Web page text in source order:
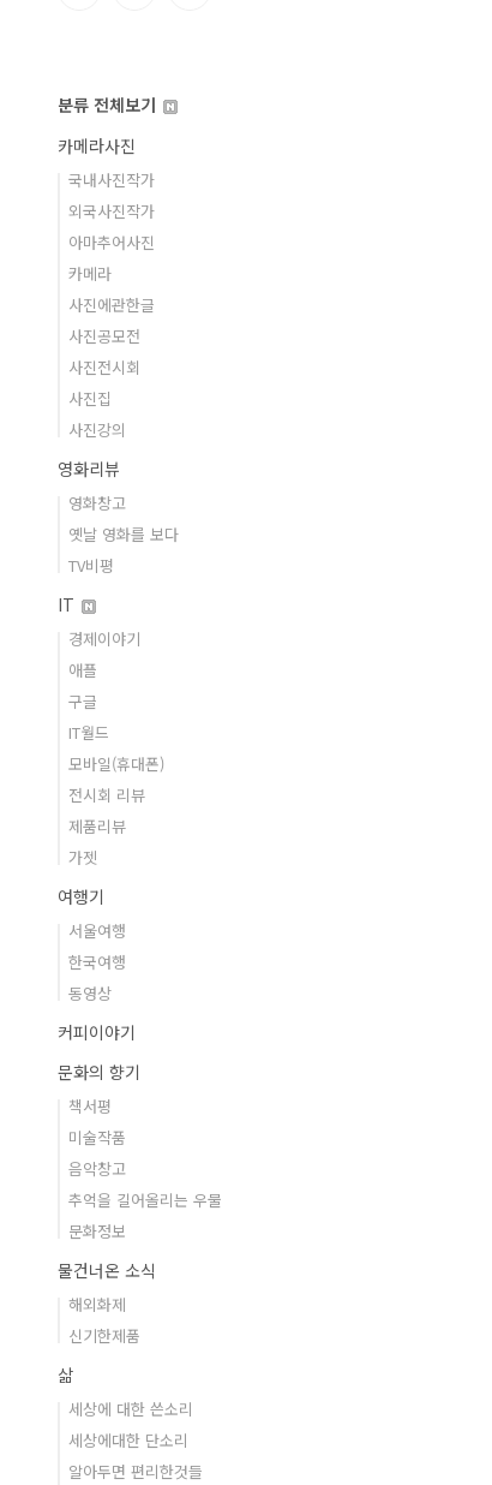
분류 전체보기
카메라사진
국내사진작가
외국사진작가
아마추어사진
카메라
사진에관한글
사진공모전
사진전시회
사진집
사진강의
영화리뷰
영화창고
옛날 영화를 보다
TV비평
IT
경제이야기
애플
구글
IT월드
모바일(휴대폰)
전시회 리뷰
제품리뷰
가젯
여행기
서울여행
한국여행
동영상
커피이야기
문화의 향기
책서평
미술작품
음악창고
추억을 길어올리는 우물
문화정보
물건너온 소식
해외화제
신기한제품
삶
세상에 대한 쓴소리
세상에대한 단소리
알아두면 편리한것들